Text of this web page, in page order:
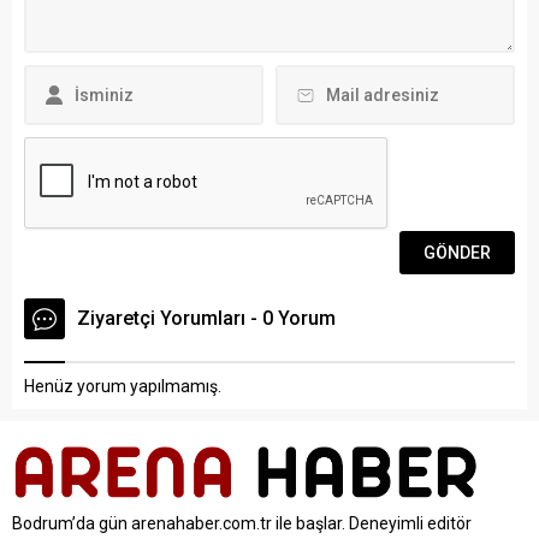
Ziyaretçi Yorumları - 0 Yorum
Henüz yorum yapılmamış.
Bodrum’da gün arenahaber.com.tr ile başlar. Deneyimli editör